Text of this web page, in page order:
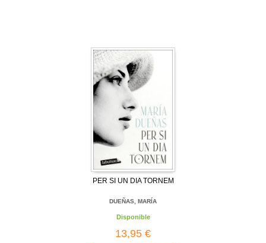
PER SI UN DIA TORNEM
DUEÑAS, MARÍA
Disponible
13,95 €